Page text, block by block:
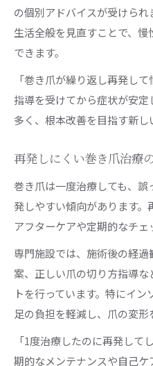
の個別アドバイスが受けられ
生活全般を見直すことで、
できます。
「巻き爪が繰り返し再発し
指導を受けてから症状が安
多く、根本改善を目指す新し
再発しにくい巻き爪治療
巻き爪は一度治療しても、
発しやすい傾向があります
アフターケアや定期的なチェ
専門施設では、施術後の経
案、正しい爪の切り方指導
トを行っています。特にイン
足の負担を軽減し、爪の変形
「1度治療したのに再発して
期的なメンテナンスや自己